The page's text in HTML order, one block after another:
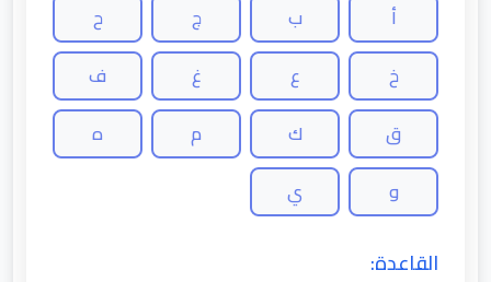
أ ب ج
ح
خ
ع غ
ف
ق
ك م
ه
و
ي
القاعدة: